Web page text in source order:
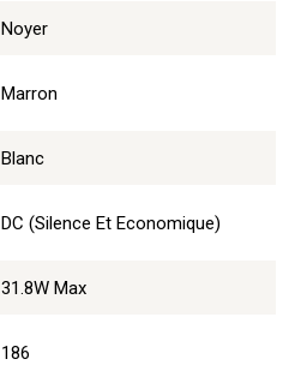
Noyer
Marron
Blanc
DC (Silence Et Economique)
31.8W Max
186